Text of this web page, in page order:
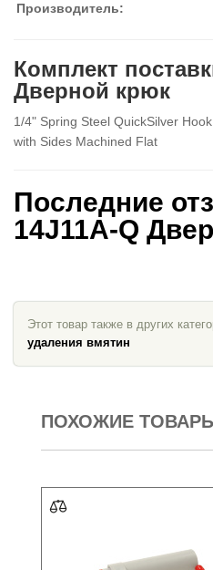
Производитель:
Комплект
Дверной крюк
1/4" Spring Steel QuickSilver
with Sides Machined Flat
Последние
14J11A-Q
Этот товар также в других
удаления вмятин
ПОХОЖИЕ